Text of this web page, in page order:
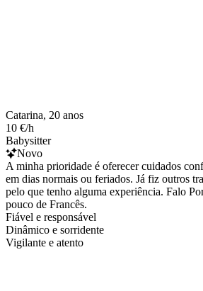
Catarina, 20 anos
10 €/h
Babysitter
Novo
A minha prioridade é oferecer cuidados
em dias normais ou feriados. Já fiz outros
pelo que tenho alguma experiência. Falo
pouco de Francês.
Fiável e responsável
Dinâmico e sorridente
Vigilante e atento